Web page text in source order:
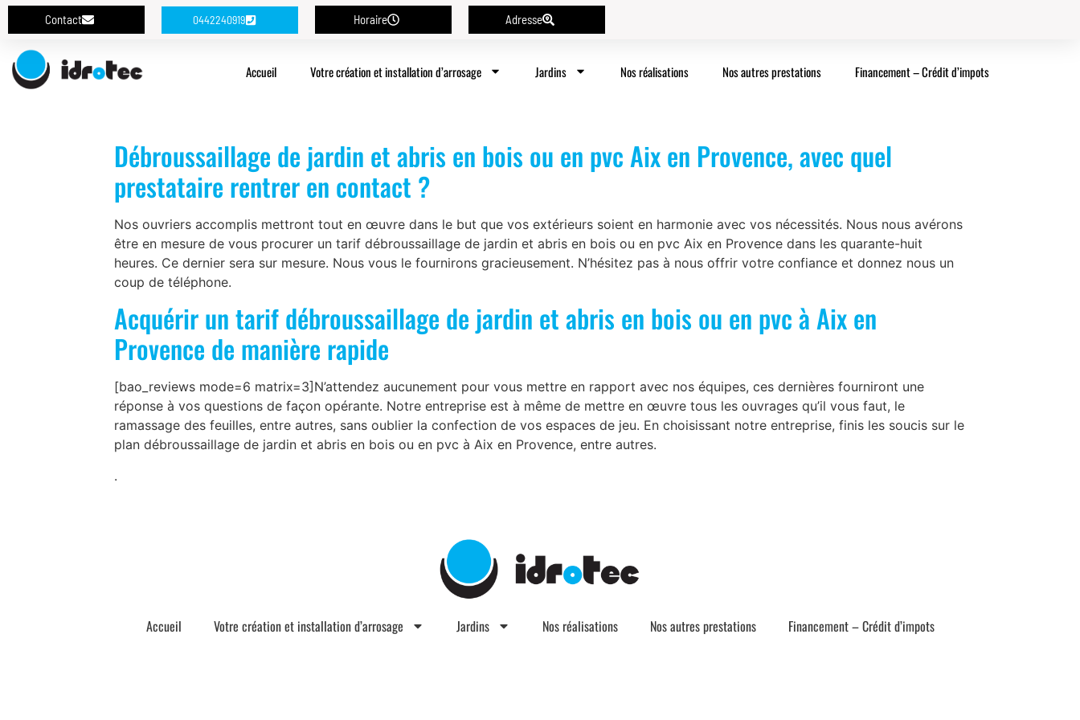
Contact 0442240919 Horaire Adresse
Accueil Votre création et installation d’arrosage Jardins Nos réalisations Nos autres prestations Financement – Crédit d’impots
Débroussaillage de jardin et abris en bois ou en pvc Aix en Provence, avec quel
prestataire rentrer en contact ?
Nos ouvriers accomplis mettront tout en œuvre dans le but que vos extérieurs soient en harmonie avec vos nécessités. Nous nous avérons
être en mesure de vous procurer un tarif débroussaillage de jardin et abris en bois ou en pvc Aix en Provence dans les quarante-huit
heures. Ce dernier sera sur mesure. Nous vous le fournirons gracieusement. N’hésitez pas à nous offrir votre confiance et donnez nous un
coup de téléphone.
Acquérir un tarif débroussaillage de jardin et abris en bois ou en pvc à Aix en
Provence de manière rapide
[bao_reviews mode=6 matrix=3]N’attendez aucunement pour vous mettre en rapport avec nos équipes, ces dernières fourniront une
réponse à vos questions de façon opérante. Notre entreprise est à même de mettre en œuvre tous les ouvrages qu’il vous faut, le
ramassage des feuilles, entre autres, sans oublier la confection de vos espaces de jeu. En choisissant notre entreprise, finis les soucis sur le
plan débroussaillage de jardin et abris en bois ou en pvc à Aix en Provence, entre autres.
.
Accueil Votre création et installation d’arrosage Jardins Nos réalisations Nos autres prestations Financement – Crédit d’impots